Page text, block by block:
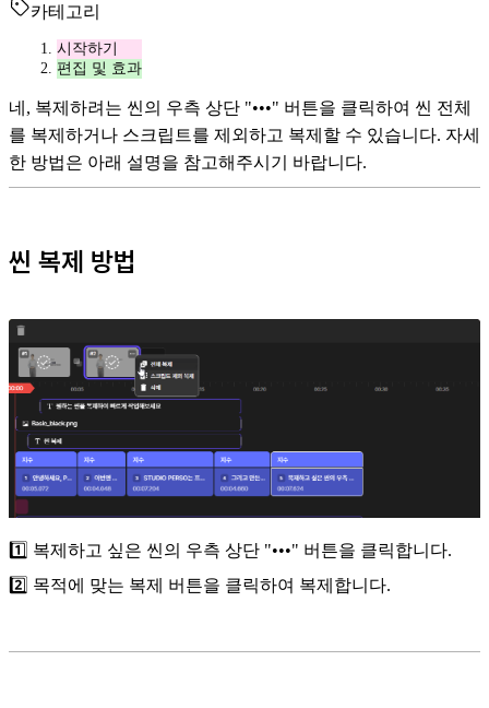
카테고리
시작하기
편집 및 효과
네, 복제하려는 씬의 우측 상단 "•••" 버튼을 클릭하여 씬 전체
를 복제하거나 스크립트를 제외하고 복제할 수 있습니다. 자세
한 방법은 아래 설명을 참고해주시기 바랍니다.
씬 복제 방법
1️⃣ 복제하고 싶은 씬의 우측 상단 "•••" 버튼을 클릭합니다.
2️⃣ 목적에 맞는 복제 버튼을 클릭하여 복제합니다.